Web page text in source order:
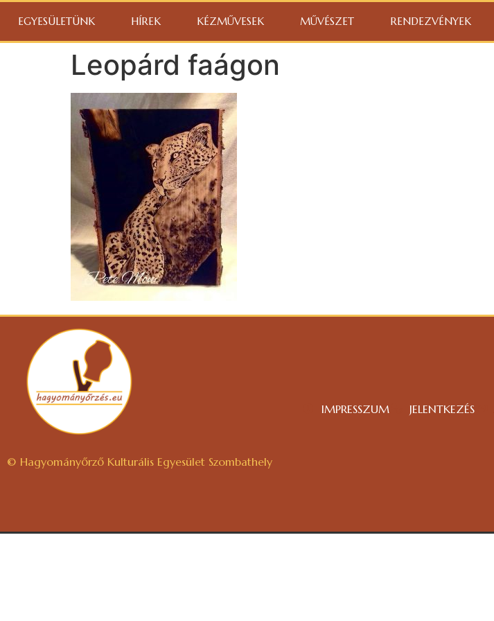
EGYESÜLETÜNK HÍREK KÉZMŰVESEK MŰVÉSZET RENDEZVÉNYEK
Leopárd faágon
IMPRESSZUM JELENTKEZÉS
© Hagyományőrző Kulturális Egyesület Szombathely